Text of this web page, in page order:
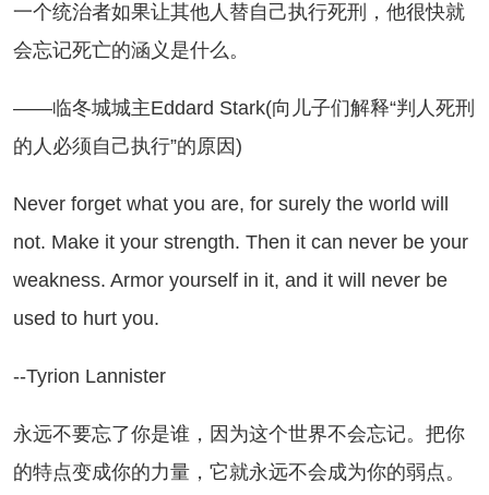
统治者如果让其他人替自己执行死刑，他很快就
会忘记死亡的涵义是什么。
冬城城主Eddard Stark(向儿子们解释“判人死刑
的人必须自己执行”的原因)
forget what you are, for surely the world will
not. Make it your strength. Then it can never be your
weakness. Armor yourself in it, and it will never be
used to hurt you.
Lannister
不要忘了你是谁，因为这个世界不会忘记。把你
的特点变成你的力量，它就永远不会成为你的弱点。